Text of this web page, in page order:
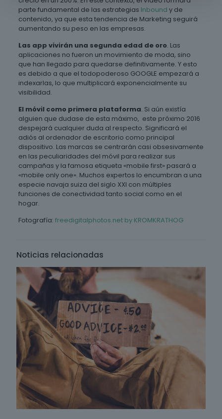
parte fundamental de las estrategias Inbound y de
contenido, ya que esta tendencia de Marketing seguirá
aumentando su peso en las empresas.
Las app vivirán una segunda edad de oro. Las
aplicaciones no fueron un movimiento de moda, sino
que han llegado para quedarse definitivamente. Y esto
es debido a que el todopoderoso GOOGLE empezará a
indexarlas, lo que multiplicará exponencialmente su
visibilidad.
El móvil como primera plataforma. Si aún existía
alguien que dudase de esta máximo, este próximo 2016
despejará cualquier duda al respecto. Significará el
adiós al ordenador de escritorio como principal
dispositivo. Las marcas se centrarán casi obsesivamente
en las peculiaridades del móvil para realizar sus
campañas y la famosa etiqueta «mobile first» pasará a
«mobile only one». Muchos expertos lo encumbran a una
especie navaja suiza del siglo XXI con múltiples
funciones de conectividad tanto social como en el
hogar.
Fotografía: freedigitalphotos.net by KROMKRATHOG
Noticias relacionadas